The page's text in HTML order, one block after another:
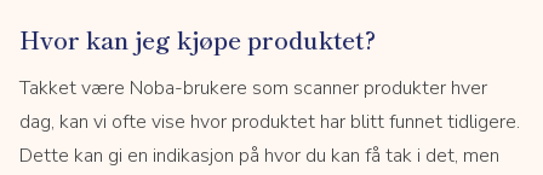
Hvor kan jeg kjøpe produktet?
Takket være Noba-brukere som scanner produkter hver
dag, kan vi ofte vise hvor produktet har blitt funnet tidligere.
Dette kan gi en indikasjon på hvor du kan få tak i det, men